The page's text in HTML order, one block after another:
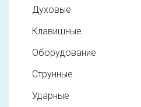
Духовые
Клавишные
Оборудование
Струнные
Ударные